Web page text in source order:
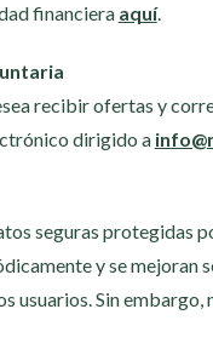
financiera aquí.
recibir ofertas y
dirigido a
seguras protegidas
y se mejoran
usuarios. Sin